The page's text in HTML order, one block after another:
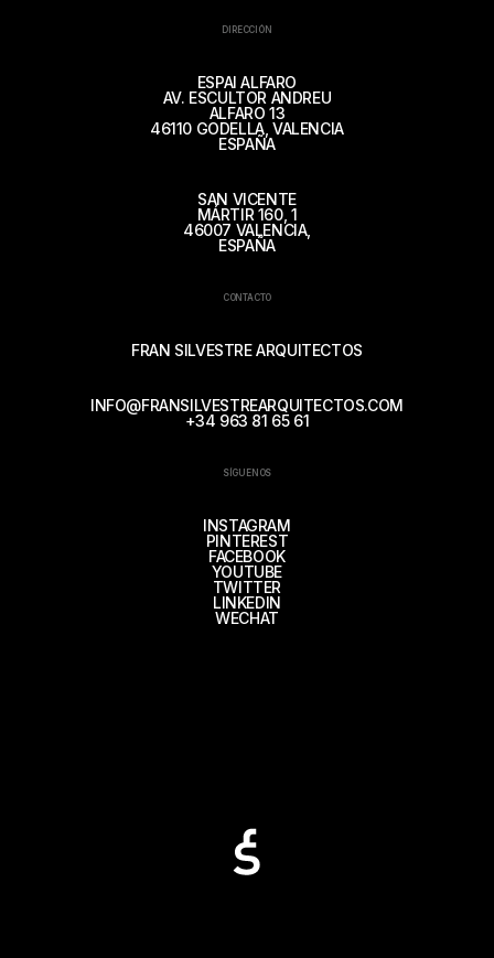
DIRECCIÓN
ESPAI ALFARO
AV. ESCULTOR ANDREU
ALFARO 13
46110 GODELLA, VALENCIA
ESPAÑA
SAN VICENTE
MÁRTIR 160, 1
46007 VALENCIA,
ESPAÑA
CONTACTO
FRAN SILVESTRE ARQUITECTOS
INFO@FRANSILVESTREARQUITECTOS.COM
+34 963 81 65 61
SÍGUENOS
INSTAGRAM
PINTEREST
FACEBOOK
YOUTUBE
TWITTER
LINKEDIN
WECHAT